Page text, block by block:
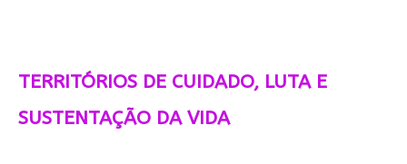
TERRITÓRIOS DE CUIDADO, LUTA E
SUSTENTAÇÃO DA VIDA